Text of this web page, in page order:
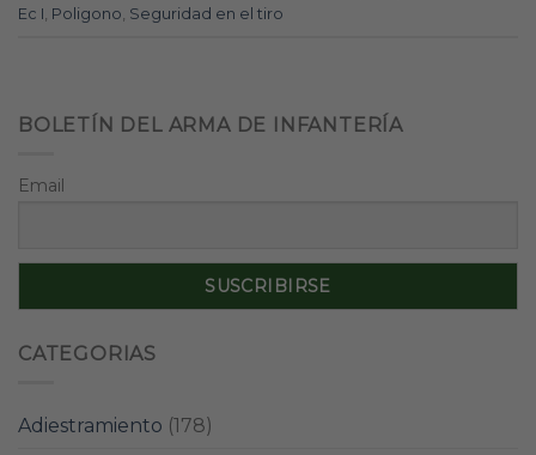
Ec I Poligono Seguridad en el tiro
BOLETÍN DEL ARMA DE INFANTERÍA
Email
CATEGORIAS
Adiestramiento (178)